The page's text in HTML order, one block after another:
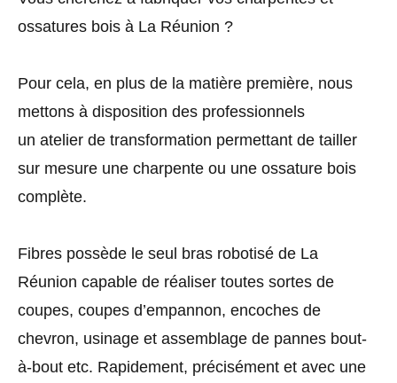
ossatures bois à La Réunion ?
Pour cela, en plus de la matière première, nous
mettons à disposition des professionnels
un atelier de transformation permettant de tailler
sur mesure une charpente ou une ossature bois
complète.
Fibres possède le seul bras robotisé de La
Réunion capable de réaliser toutes sortes de
coupes, coupes d’empannon, encoches de
chevron, usinage et assemblage de pannes bout-
à-bout etc. Rapidement, précisément et avec une